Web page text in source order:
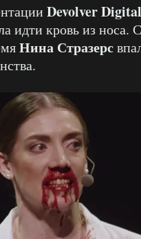
Devolver Digital
идти кровь из носа.
Нина Стразерс